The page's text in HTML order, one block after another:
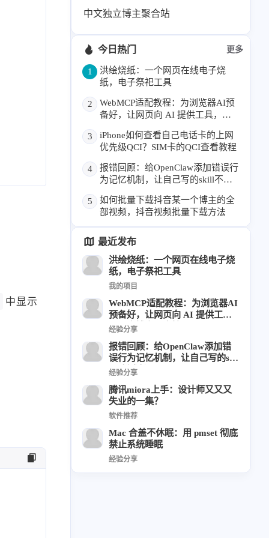
AIGC 69 AI绘画
FFmpeg
HeoAwards 4 Heocan 21 Heomagic
Hexo 54 HomeAssistant
HomePod 2 Mac 104 NAS 1
Ollama OpenClaw OpenWrt
Origami 4 PHP 2 Photoshop 28
Principle 2 Python 10 SearXNG 1
83
SwiftUI-100days 48 VI 10 VLOG
Vision 1 Windows 11 iOS 46
illustrator
体验官 4 办公 8 12
周年记
干货 185 开发 242 必看 81
快捷指令
教程 427 日常 111 智能家居 12
更新日志 5 6
热门 电子书 2 红包封面 4
经验分享 2
英雄联盟
设计 282 设计报告
中显示
中文独立博主聚合站
今日热门 更多
1
洪绘烧纸：一个网页在线电子烧
纸，电子祭祀工具
2
WebMCP适配教程：为浏览器AI预
备好，让网页向 AI 提供工具，本
3
iPhone如何查看自己电话卡的上网
优先级QCI？SIM卡的QCI查看教程
4
报错回顾：给OpenClaw添加错误行
为记忆机制，让自己写的skill不断
5
如何批量下载抖音某一个博主的全
部视频，抖音视频批量下载方法
最近发布
洪绘烧纸：一个网页在线电子烧
纸，电子祭祀工具
我的项目
WebMCP适配教程：为浏览器AI
预备好，让网页向 AI 提供工
具，本博客已支持
经验分享
报错回顾：给OpenClaw添加错
误行为记忆机制，让自己写的skil
l不断成长
经验分享
腾讯miora上手：设计师又又又
失业的一集？
软件推荐
Mac 合盖不休眠：用 pmset 彻底
禁止系统睡眠
经验分享